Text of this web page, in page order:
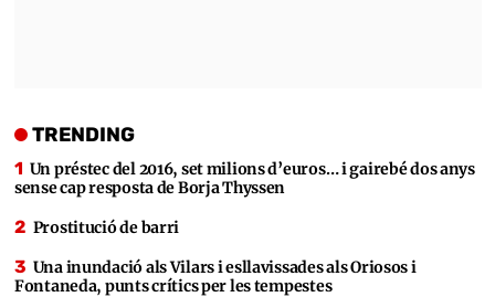
TRENDING
Un préstec del 2016, set milions d’euros… i gairebé dos anys
sense cap resposta de Borja Thyssen
Prostitució de barri
Una inundació als Vilars i esllavissades als Oriosos i
Fontaneda, punts crítics per les tempestes